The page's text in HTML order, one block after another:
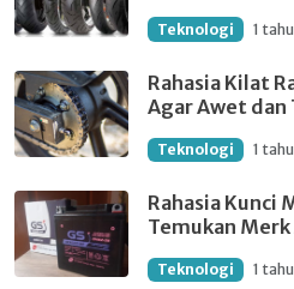
Teknologi 1
Rahasia Kilat
Agar Awet dan
Teknologi 1
Rahasia Kunci
Temukan
Teknologi 1